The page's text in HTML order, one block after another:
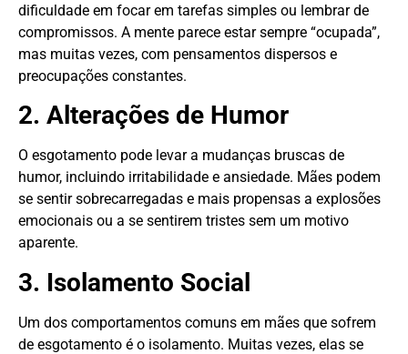
dificuldade em focar em tarefas simples ou lembrar de
compromissos. A mente parece estar sempre “ocupada”,
mas muitas vezes, com pensamentos dispersos e
preocupações constantes.
2. Alterações de Humor
O esgotamento pode levar a mudanças bruscas de
humor, incluindo irritabilidade e ansiedade. Mães podem
se sentir sobrecarregadas e mais propensas a explosões
emocionais ou a se sentirem tristes sem um motivo
aparente.
3. Isolamento Social
Um dos comportamentos comuns em mães que sofrem
de esgotamento é o isolamento. Muitas vezes, elas se